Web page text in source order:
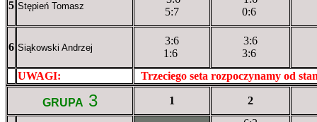
5 Stępień Tomasz
5:7
0:6
6 Siąkowski Andrzej
3:6
1:6
3:6
3:6
UWAGI:
Trzeciego seta rozpoczynamy od
GRUPA 3 1 2